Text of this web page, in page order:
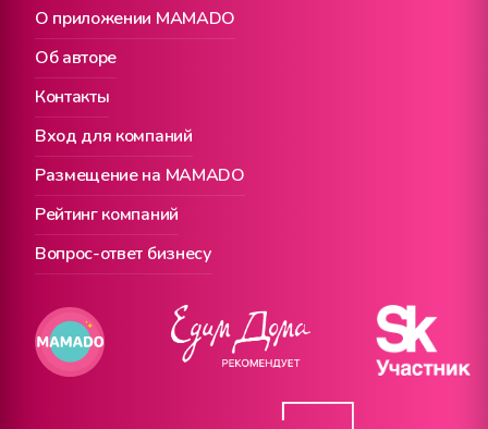
Вход для компаний
О приложении MAMADO
Размещение на MAMADO
Об авторе
Рейтинг компаний
Контакты
Вопрос-ответ бизнесу